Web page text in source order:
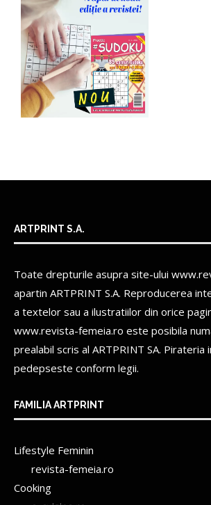
ARTPRINT S.A.
Toate drepturile asupra site-ului
apartin ARTPRINT S.A. Reproducerea
a textelor sau a ilustratiilor din orice
www.revista-femeia.ro este posibila
prealabil scris al ARTPRINT SA. Pirateria
pedepseste conform legii.
FAMILIA ARTPRINT
Lifestyle Feminin
revista-femeia.ro
Cooking